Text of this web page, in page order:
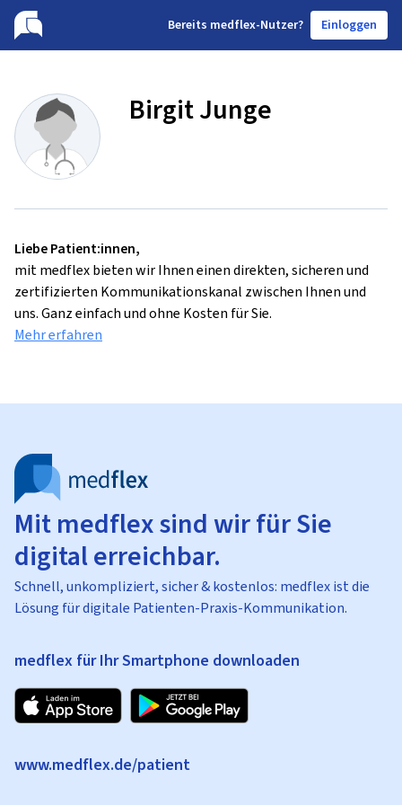
Bereits medflex-Nutzer? Einloggen
Birgit Junge
Liebe Patient:innen,
mit medflex bieten wir Ihnen einen direkten, sicheren und
zertifizierten Kommunikationskanal zwischen Ihnen und
uns. Ganz einfach und ohne Kosten für Sie.
Mehr erfahren
Mit medflex sind wir für Sie
digital erreichbar.
Schnell, unkompliziert, sicher & kostenlos: medflex ist die
Lösung für digitale Patienten-Praxis-Kommunikation.
medflex für Ihr Smartphone downloaden
www.medflex.de/patient